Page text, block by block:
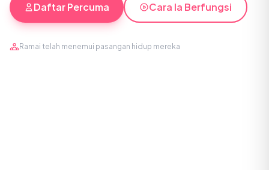
Daftar Percuma Cara Ia Berfungsi
Ramai telah menemui pasangan hidup mereka